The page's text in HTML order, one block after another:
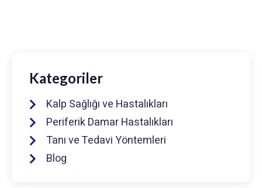
Kategoriler
Kalp Sağlığı ve Hastalıkları
Periferik Damar Hastalıkları
Tanı ve Tedavi Yöntemleri
Blog